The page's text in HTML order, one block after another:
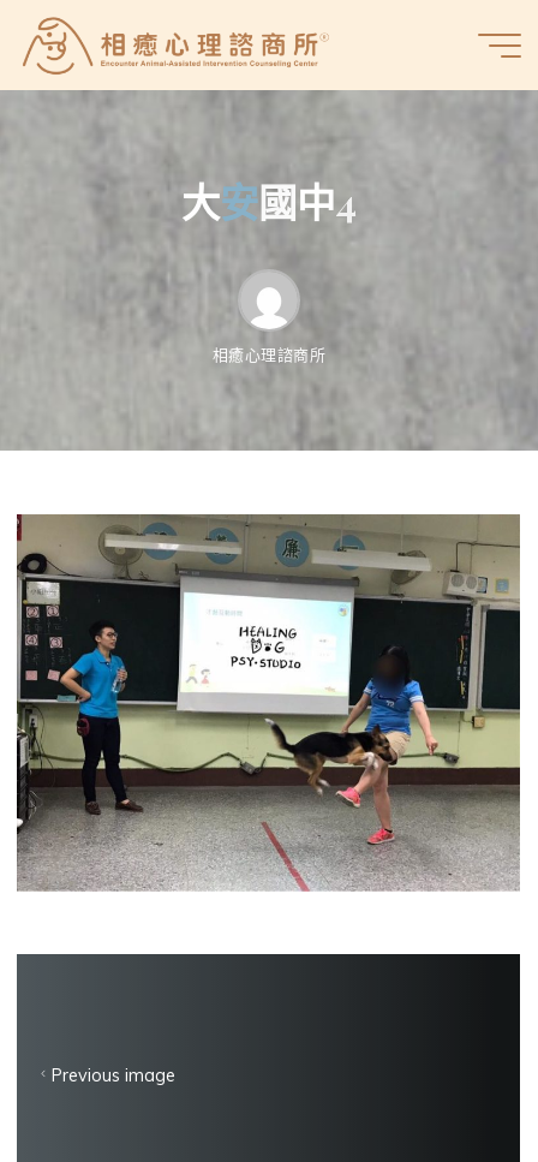
content
癒
商
所
大安
安國中4
相癒心理諮商所
Previous image